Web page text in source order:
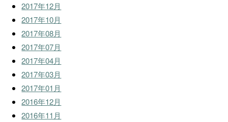
2017年12月
2017年10月
2017年08月
2017年07月
2017年04月
2017年03月
2017年01月
2016年12月
2016年11月